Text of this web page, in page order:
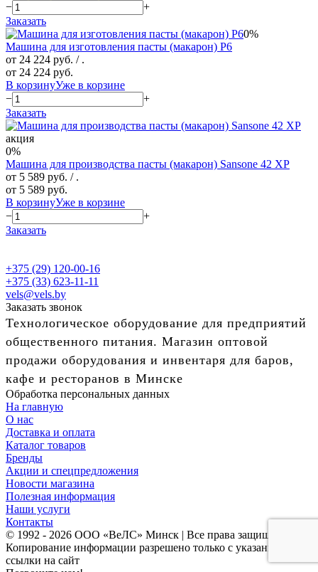
−
+
Заказать
0%
Машина для изготовления пасты (макарон) P6
от 24 224 руб. / .
от 24 224 руб.
В корзинуУже в корзине
−
+
Заказать
акция
0%
Машина для производства пасты (макарон) Sansone 42 XP
от 5 589 руб. / .
от 5 589 руб.
В корзинуУже в корзине
−
+
Заказать
+375 (29) 120-00-16
+375 (33) 623-11-11
vels@vels.by
Заказать звонок
Технологическое оборудование для предприятий
общественного питания. Магазин оптовой
продажи оборудования и инвентаря для баров,
кафе и ресторанов в Минске
Обработка персональных данных
На главную
О нас
Доставка и оплата
Каталог товаров
Бренды
Акции и спецпредложения
Новости магазина
Полезная информация
Наши услуги
Контакты
© 1992 - 2026 ООО «ВеЛС» Минск | Все права защищены
Копирование информации разрешено только с указанием
ссылки на сайт